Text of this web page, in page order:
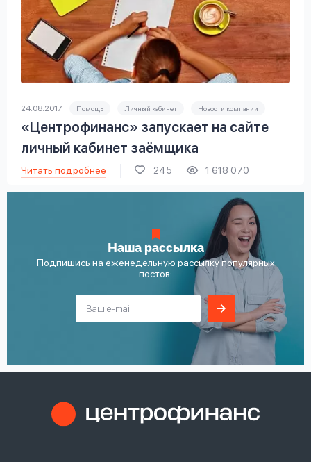
24.08.2017 Помощь Личный кабинет Новости компании
«Центрофинанс» запускает на сайте
личный кабинет заёмщика
Читать подробнее 245 1 618 070
Наша рассылка
Подпишись на еженедельную рассылку популярных
постов: